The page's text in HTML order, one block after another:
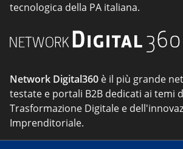
tecnologica della PA italiana.
Network Digital360 è il più grande
testate e portali B2B dedicati ai temi
Trasformazione Digitale e
Imprenditoriale.